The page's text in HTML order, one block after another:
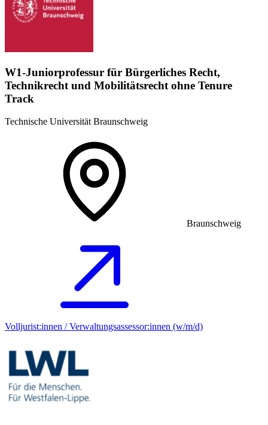
W1-Juniorprofessur für Bürgerliches Recht,
Technikrecht und Mobilitätsrecht ohne Tenure
Track
Technische Universität Braunschweig
Braunschweig
Volljurist:innen / Verwaltungsassessor:innen (w/m/d)